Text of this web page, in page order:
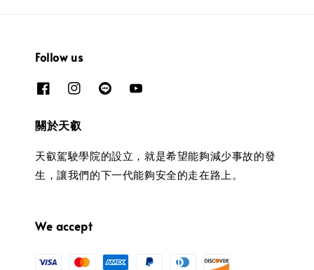
Follow us
關於天叡
天叡駕駛學院的設立，就是希望能夠減少事故的發
生，讓我們的下一代能夠安全的走在路上。
We accept